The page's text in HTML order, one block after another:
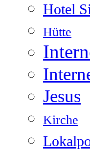
Hotel
Hütte
Jesus
Kirche